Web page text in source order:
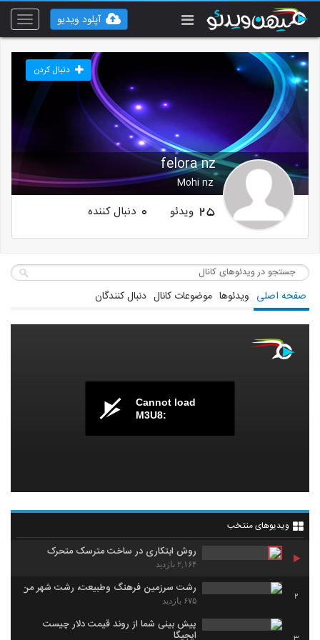
Toggle
آپلود ویدیو
felora nz
Mohi nz
دنبال کردن
25 ویدئو 0 دنبال کننده
صفحه اصلی ویدئوها موضوعات کانال دنبال کنندگان
Cannot load
M3U8:
ویدیوهای منتخب
روش ابتکاری در ساخت مترسک متحرک
۲,۱۶۴ بازدید
2
رشت سرزمین فرهنگ وطبیعت، رشت شهر من
۶۷۵ بازدید
3
پیش بینى شما از روند قیمت دلار چیست
ایجیگا